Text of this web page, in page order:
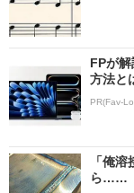
FPが
方法と
PR(Fav-
「俺
ら……